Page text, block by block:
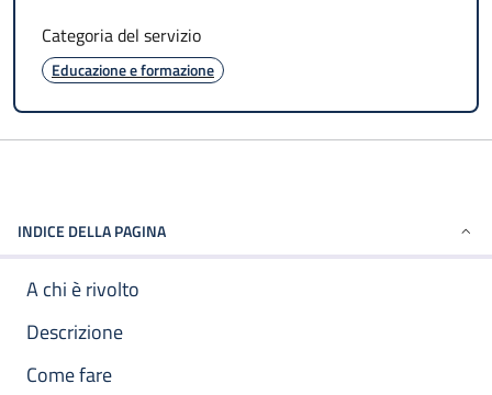
Categoria del servizio
Educazione e formazione
INDICE DELLA PAGINA
A chi è rivolto
Descrizione
Come fare